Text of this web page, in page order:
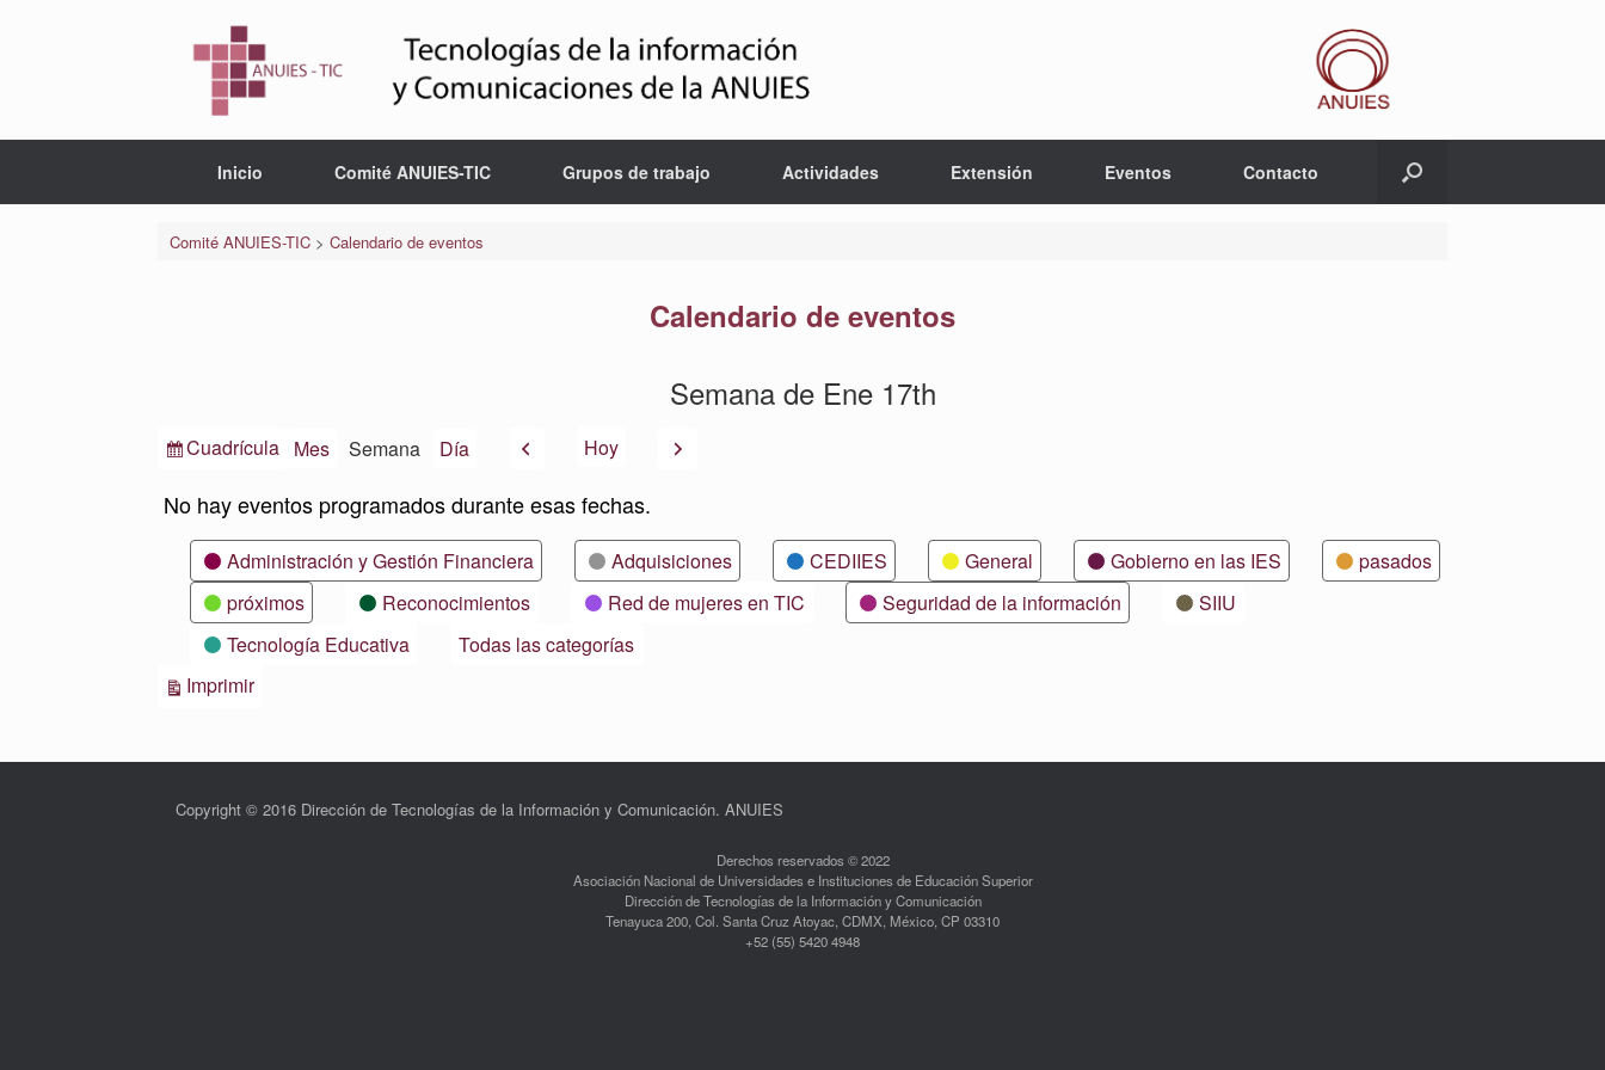
Inicio Comité ANUIES-TIC Grupos de trabajo Actividades Extensión Eventos Contacto
Comité ANUIES-TIC> Calendario de eventos
Calendario de eventos
Semana de Ene 17th
Ver
Cuadrícula Mes Semana Día AnteriorHoy Siguiente
No hay eventos programados durante esas fechas.
CategoríasAdministración y Gestión Financiera Adquisiciones CEDIIES General Gobierno en las IES
pasados
próximos
Reconocimientos Red de mujeres en TIC Seguridad de la información
SIIU
Tecnología Educativa
Todas las categorías
ImprimirVistas
Copyright © 2016 Dirección de Tecnologías de la Información y Comunicación. ANUIES
Derechos reservados © 2022
Asociación Nacional de Universidades e Instituciones de Educación Superior
Dirección de Tecnologías de la Información y Comunicación
Tenayuca 200, Col. Santa Cruz Atoyac, CDMX, México, CP 03310
+52 (55) 5420 4948